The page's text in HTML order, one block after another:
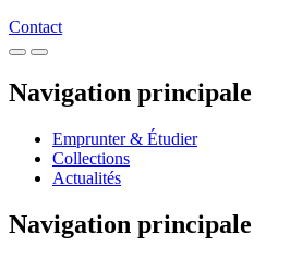
Contact
Navigation principale
Emprunter & Étudier
Collections
Actualités
Navigation principale